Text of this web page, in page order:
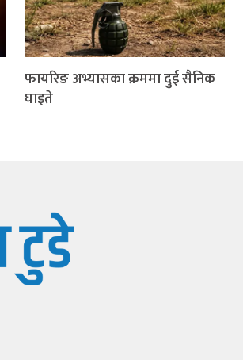
फायरिङ अभ्यासका क्रममा दुई सैनिक
घाइते